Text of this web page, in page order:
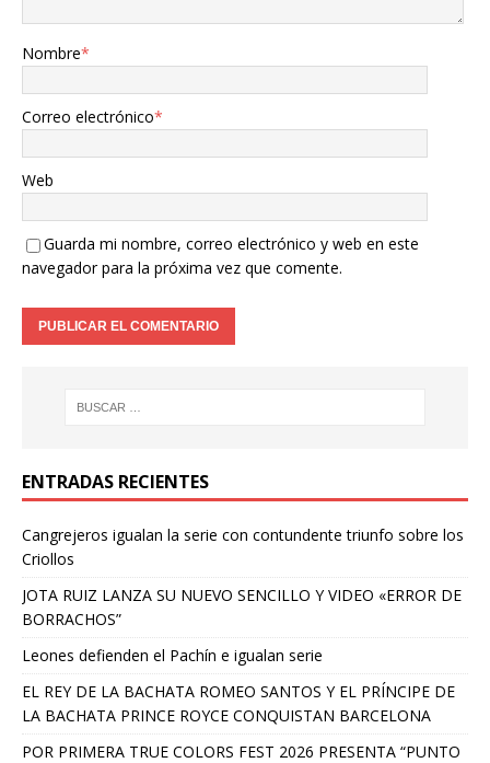
Nombre*
Correo electrónico*
Web
Guarda mi nombre, correo electrónico y web en este
navegador para la próxima vez que comente.
ENTRADAS RECIENTES
Cangrejeros igualan la serie con contundente triunfo sobre los
Criollos
JOTA RUIZ LANZA SU NUEVO SENCILLO Y VIDEO «ERROR DE
BORRACHOS”
Leones defienden el Pachín e igualan serie
EL REY DE LA BACHATA ROMEO SANTOS Y EL PRÍNCIPE DE
LA BACHATA PRINCE ROYCE CONQUISTAN BARCELONA
POR PRIMERA TRUE COLORS FEST 2026 PRESENTA “PUNTO